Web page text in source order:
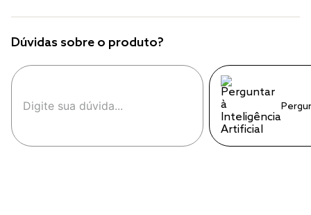
Dúvidas sobre o produto?